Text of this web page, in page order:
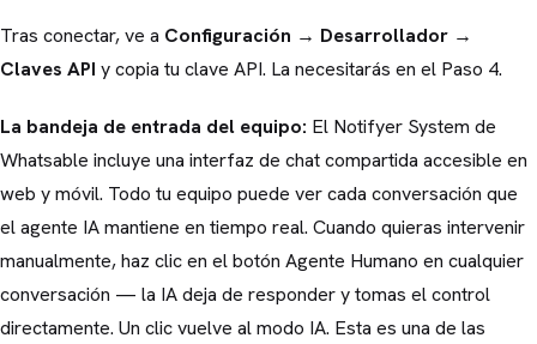
Tras conectar, ve a Configuración → Desarrollador →
Claves API y copia tu clave API. La necesitarás en el Paso 4.
La bandeja de entrada del equipo: El Notifyer System de
Whatsable incluye una interfaz de chat compartida accesible en
web y móvil. Todo tu equipo puede ver cada conversación que
el agente IA mantiene en tiempo real. Cuando quieras intervenir
manualmente, haz clic en el botón Agente Humano en cualquier
conversación — la IA deja de responder y tomas el control
directamente. Un clic vuelve al modo IA. Esta es una de las